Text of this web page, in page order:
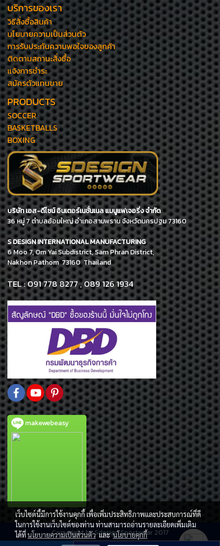
บริการของเรา
วิธีสั่งซื้อสินค้า
นโยบายความเป็นส่วนตัว
การรับประกันความพอใจของลูกค้า
ติดตามสถานะสั่งซื้อ
แจ้งการชำระ
สมัครตัวแทนขาย
PRODUCTS
SOCCER
BASKETBALLS
BOXING
บริษัท เอส-ดีไซน์ อินเตอร์เนชั่นเนล แมนูแฟเจอริ่ง จำกัด
36 หมู่ 7 ตำบลอ้อมใหญ่ อำเภอสามพราน จังหวัดนครปฐม 73160
S DESIGN INTERNATIONAL MANUFACTURING
6 Moo 7, Om Yai Subdistrict, Sam Phran District,
Nakhon Pathom 73160 Thailand
TEL : 091 778 8277 , 089 126 1934
makewebeasy
Copy right by Sdesign Sportwear 2017
เว็บไซต์นี้มีการใช้งานคุกกี้ เพื่อเพิ่มประสิทธิภาพและประสบการณ์ที่ดี
ในการใช้งานเว็บไซต์ของท่าน ท่านสามารถอ่านรายละเอียดเพิ่มเติม
ได้ที่นโยบายความเป็นส่วนตัวและนโยบายคุกกี้